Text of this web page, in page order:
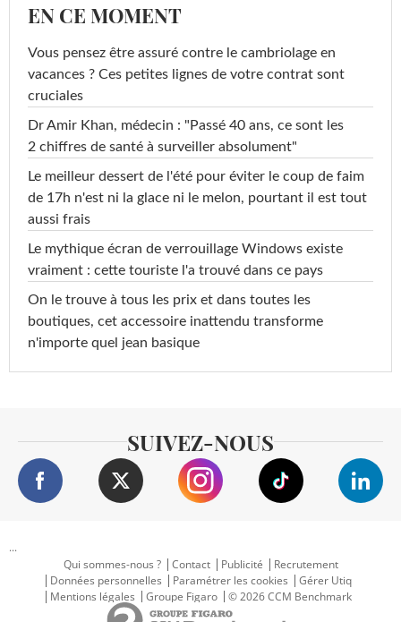
EN CE MOMENT
Vous pensez être assuré contre le cambriolage en
vacances ? Ces petites lignes de votre contrat sont
cruciales
Dr Amir Khan, médecin : "Passé 40 ans, ce sont les
2 chiffres de santé à surveiller absolument"
Le meilleur dessert de l'été pour éviter le coup de faim
de 17h n'est ni la glace ni le melon, pourtant il est tout
aussi frais
Le mythique écran de verrouillage Windows existe
vraiment : cette touriste l'a trouvé dans ce pays
On le trouve à tous les prix et dans toutes les
boutiques, cet accessoire inattendu transforme
n'importe quel jean basique
SUIVEZ-NOUS
...
Qui sommes-nous ?
Contact Publicité
Recrutement
Données personnelles
Paramétrer les cookies
Gérer Utiq
Mentions légales
Groupe Figaro © 2026 CCM Benchmark